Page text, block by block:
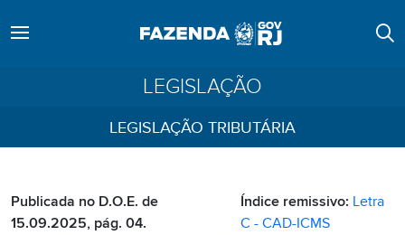
LEGISLAÇÃO
LEGISLAÇÃO TRIBUTÁRIA
Publicada no D.O.E. de
15.09.2025, pág. 04.
Índice remissivo: Letra
C - CAD-ICMS